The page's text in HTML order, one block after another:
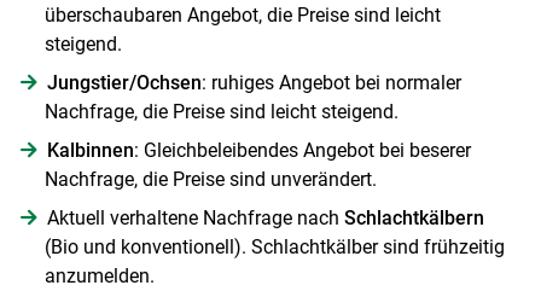
überschaubaren Angebot, die Preise sind leicht
steigend.
Jungstier/Ochsen: ruhiges Angebot bei normaler
Nachfrage, die Preise sind leicht steigend.
Kalbinnen: Gleichbeleibendes Angebot bei beserer
Nachfrage, die Preise sind unverändert.
Aktuell verhaltene Nachfrage nach Schlachtkälbern
(Bio und konventionell). Schlachtkälber sind frühzeitig
anzumelden.